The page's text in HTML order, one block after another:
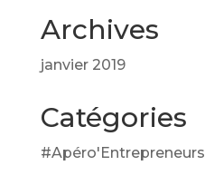
Archives
janvier 2019
Catégories
#Apéro'Entrepreneurs